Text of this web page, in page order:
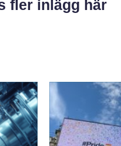
fler inlägg här